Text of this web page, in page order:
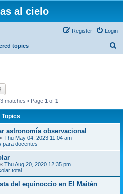
al cielo
Login
Register
topics
matches • Page 1 of 1
Topics
astronomía observacional
« Thu May 04, 2023 11:04 am
para docentes
« Thu Aug 20, 2020 12:35 pm
total
del equinoccio en El Maitén